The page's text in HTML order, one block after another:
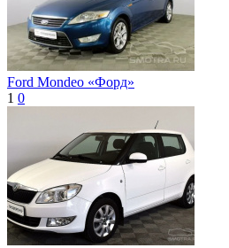
Ford Mondeo «Форд»
1 0